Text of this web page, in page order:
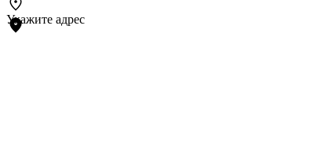
Укажите адрес